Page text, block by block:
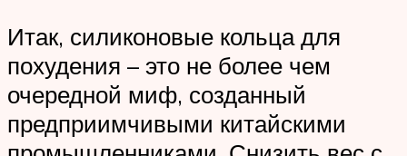
Итак, силиконовые кольца для
похудения – это не более чем
очередной миф, созданный
предприимчивыми китайскими